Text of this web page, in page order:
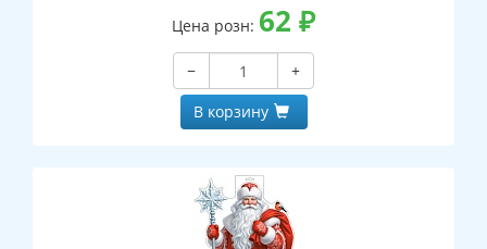
Цена розн: 62 ₽
−
+
В корзину